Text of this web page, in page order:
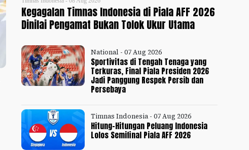
Kegagalan Timnas Indonesia di Piala AFF 2026
Dinilai Pengamat Bukan Tolok Ukur Utama
National - 07 Aug 2026
Sportivitas di Tengah Tenaga yang
Terkuras, Final Piala Presiden 2026
Jadi Panggung Respek Persib dan
Persebaya
Timnas Indonesia - 07 Aug 2026
Hitung-Hitungan Peluang Indonesia
Lolos Semifinal Piala AFF 2026